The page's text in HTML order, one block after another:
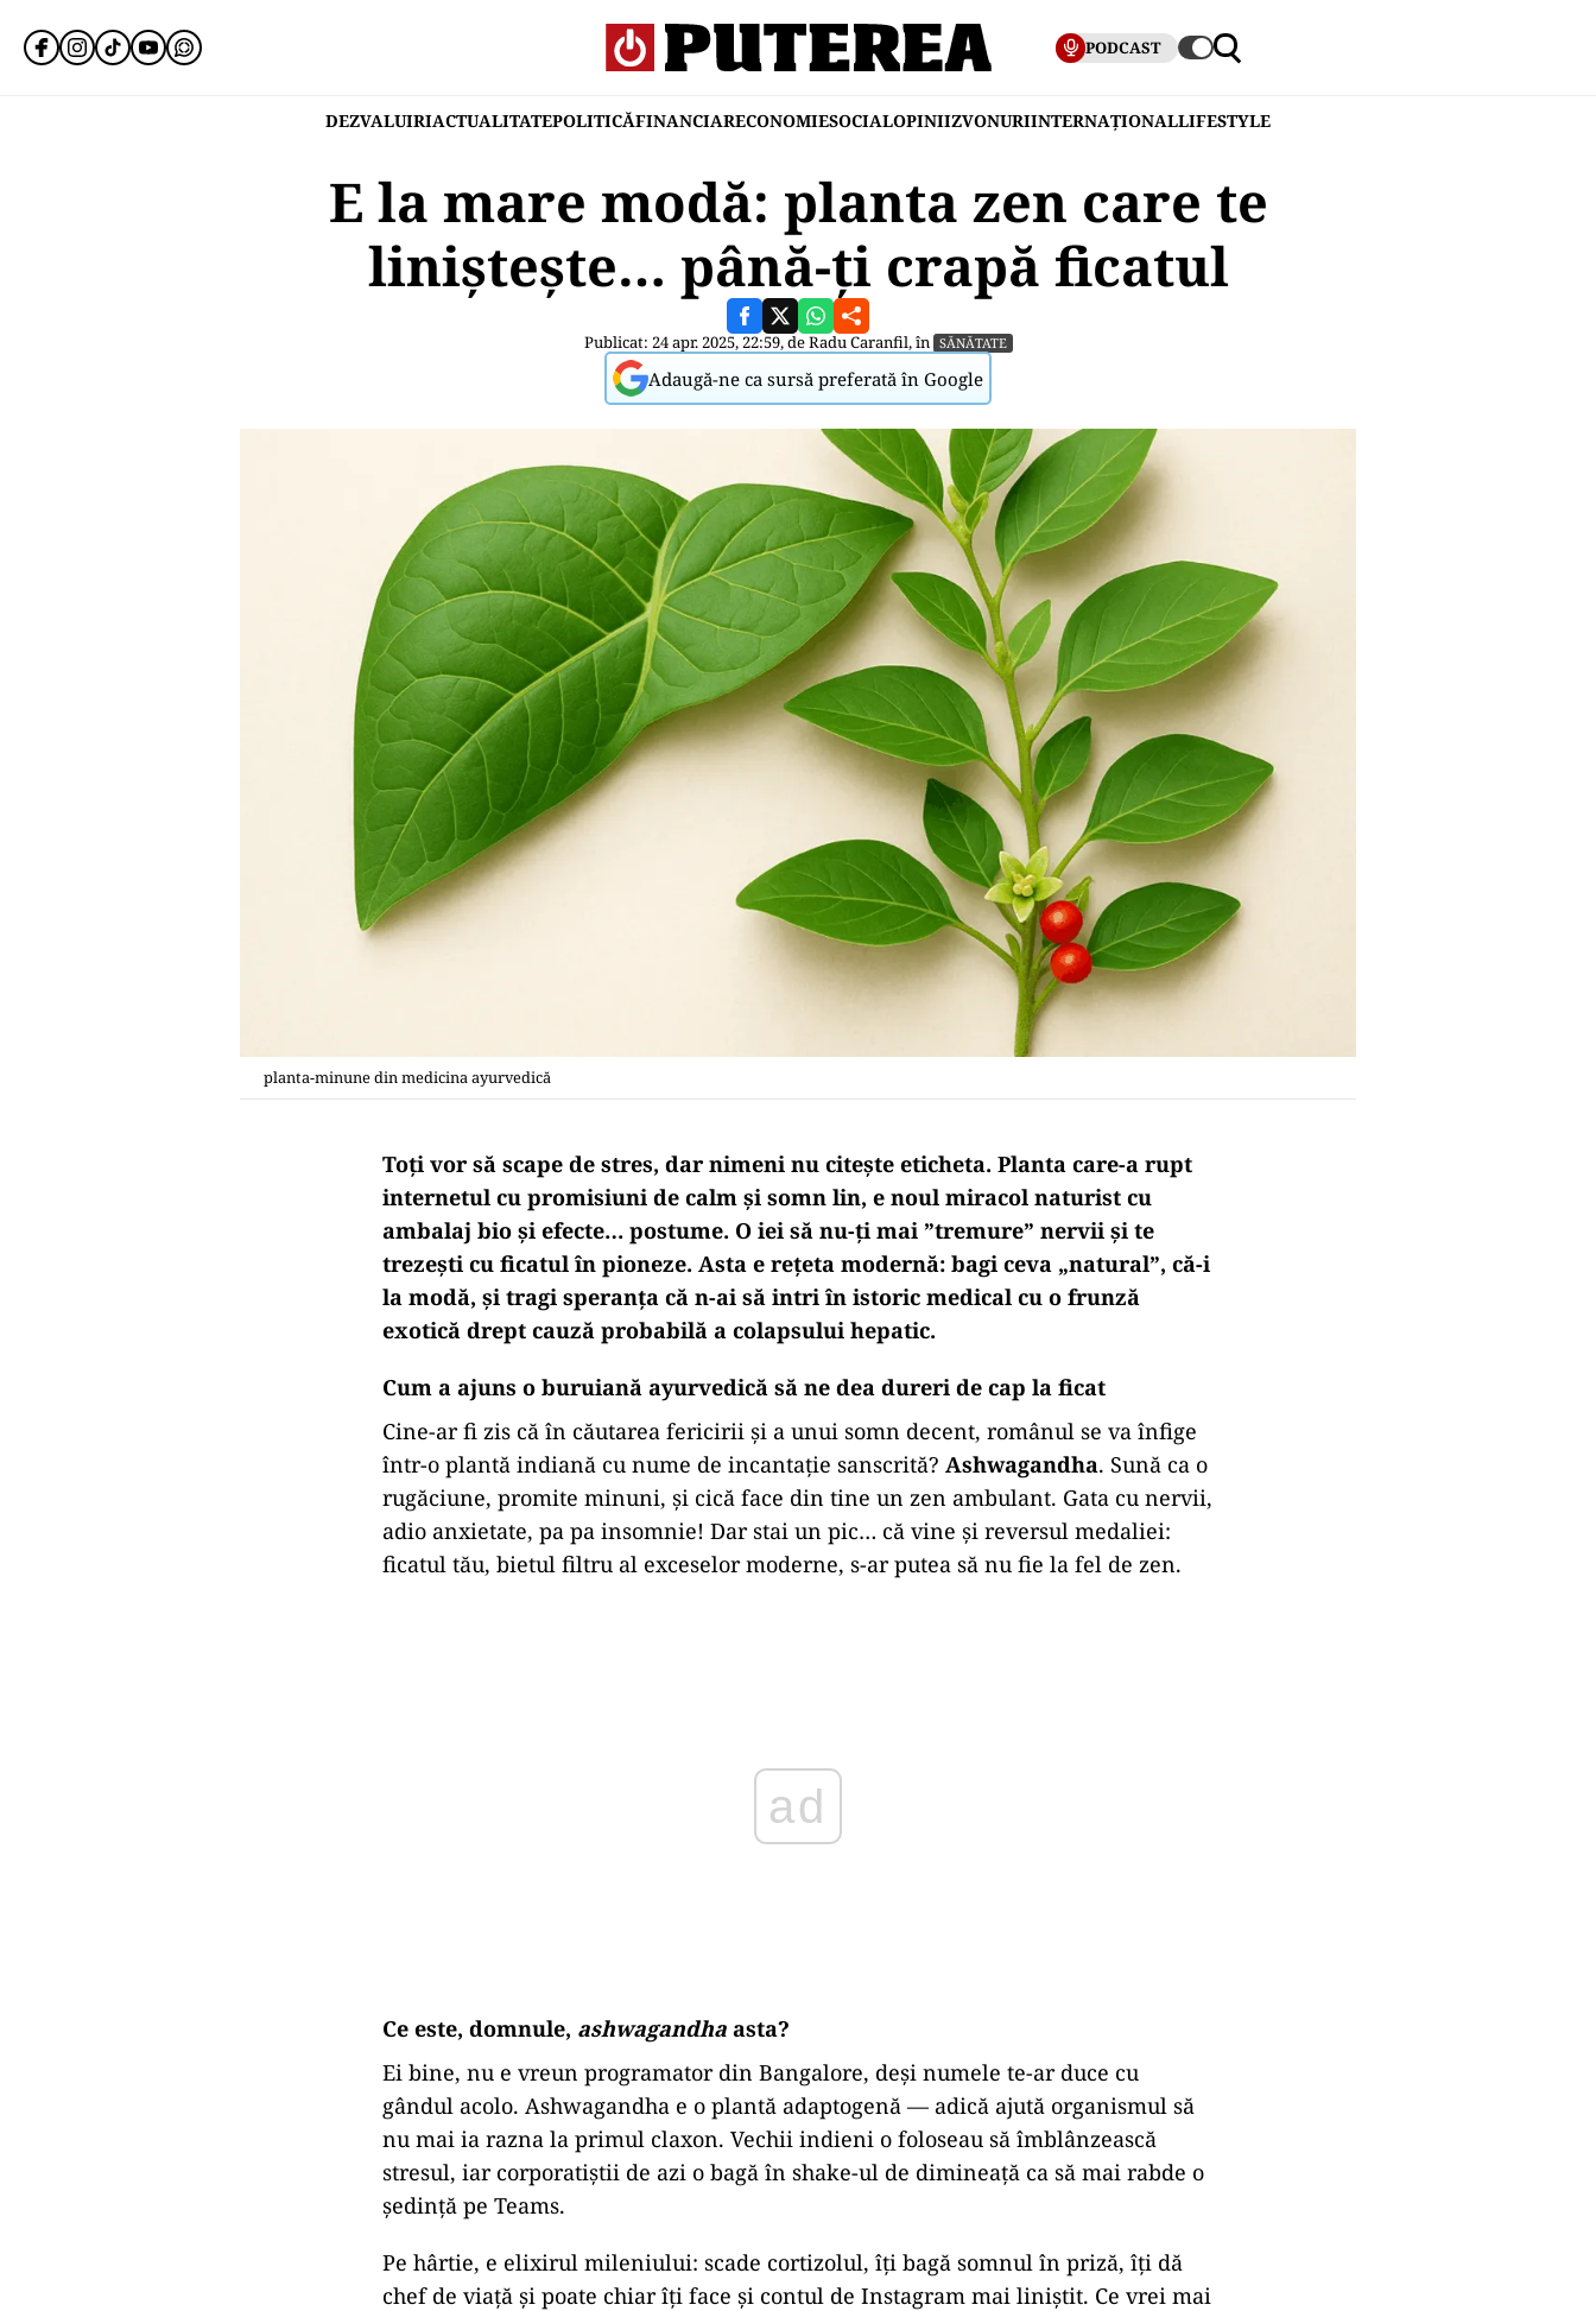
PODCAST
DEZVALUIRIACTUALITATEPOLITICĂFINANCIARECONOMIESOCIALOPINIIZVONURIINTERNAȚIONALLIFESTYLE
E la mare modă: planta zen care te
liniștește… până-ți crapă ficatul
Publicat: 24 apr. 2025, 22:59, deRadu Caranfil, în SĂNĂTATE
Adaugă-ne ca sursă preferată în Google
planta-minune din medicina ayurvedică
Toți vor să scape de stres, dar nimeni nu citește eticheta. Planta care-a rupt
internetul cu promisiuni de calm și somn lin, e noul miracol naturist cu
ambalaj bio și efecte… postume. O iei să nu-ți mai ”tremure” nervii și te
trezești cu ficatul în pioneze. Asta e rețeta modernă: bagi ceva „natural”, că-i
la modă, și tragi speranța că n-ai să intri în istoric medical cu o frunză
exotică drept cauză probabilă a colapsului hepatic.
Cum a ajuns o buruiană ayurvedică să ne dea dureri de cap la ficat
Cine-ar fi zis că în căutarea fericirii și a unui somn decent, românul se va înfige
într-o plantă indiană cu nume de incantație sanscrită? Ashwagandha. Sună ca o
rugăciune, promite minuni, și cică face din tine un zen ambulant. Gata cu nervii,
adio anxietate, pa pa insomnie! Dar stai un pic… că vine și reversul medaliei:
ficatul tău, bietul filtru al exceselor moderne, s-ar putea să nu fie la fel de zen.
Ce este, domnule, ashwagandha asta?
Ei bine, nu e vreun programator din Bangalore, deși numele te-ar duce cu
gândul acolo. Ashwagandha e o plantă adaptogenă — adică ajută organismul să
nu mai ia razna la primul claxon. Vechii indieni o foloseau să îmblânzească
stresul, iar corporatiștii de azi o bagă în shake-ul de dimineață ca să mai rabde o
ședință pe Teams.
Pe hârtie, e elixirul mileniului: scade cortizolul, îți bagă somnul în priză, îți dă
chef de viață și poate chiar îți face și contul de Instagram mai liniștit. Ce vrei mai